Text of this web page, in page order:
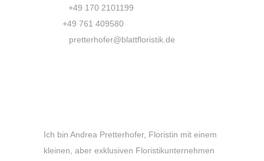
+49 170 2101199
+49 761 409580
pretterhofer@blattfloristik.de
Ich bin Andrea Pretterhofer, Floristin mit einem
kleinen, aber exklusiven Floristikunternehmen